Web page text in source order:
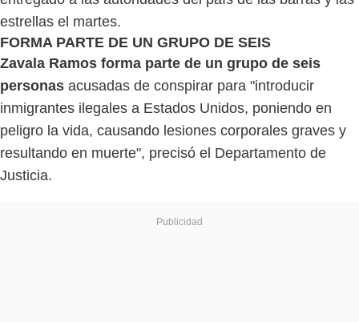
estrellas el martes.
FORMA PARTE DE UN GRUPO DE SEIS
Zavala Ramos forma parte de un grupo de seis
personas acusadas de conspirar para "introducir
inmigrantes ilegales a Estados Unidos, poniendo en
peligro la vida, causando lesiones corporales graves y
resultando en muerte", precisó el Departamento de
Justicia.